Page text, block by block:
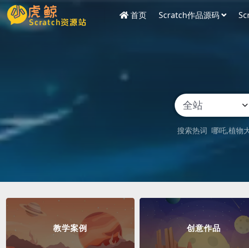
首页 Scratch作品源码
搜索热词 哪吒 植物
教学案例 创意作品